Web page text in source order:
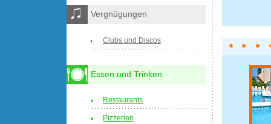
Vergnügungen
Clubs und Discos
Essen und Trinken
Restaurants
Pizzerien